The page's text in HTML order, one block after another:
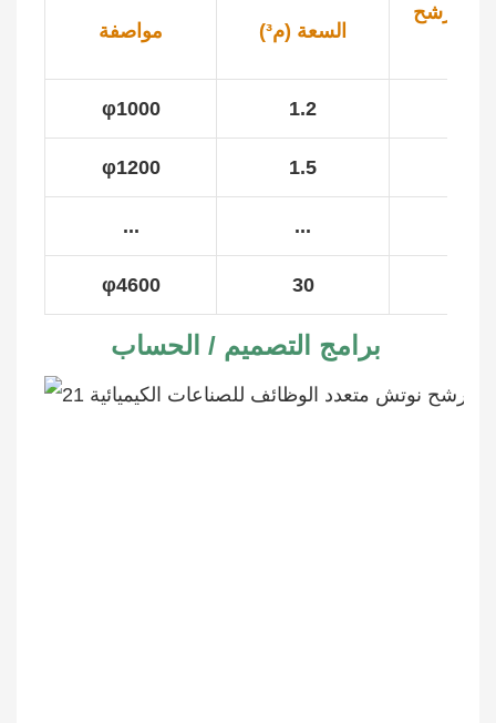
مواصفة السعة (م³)
المرشح
φ1000 1.2
φ1200 1.5
... ...
φ4600 30
برامج التصميم / الحساب